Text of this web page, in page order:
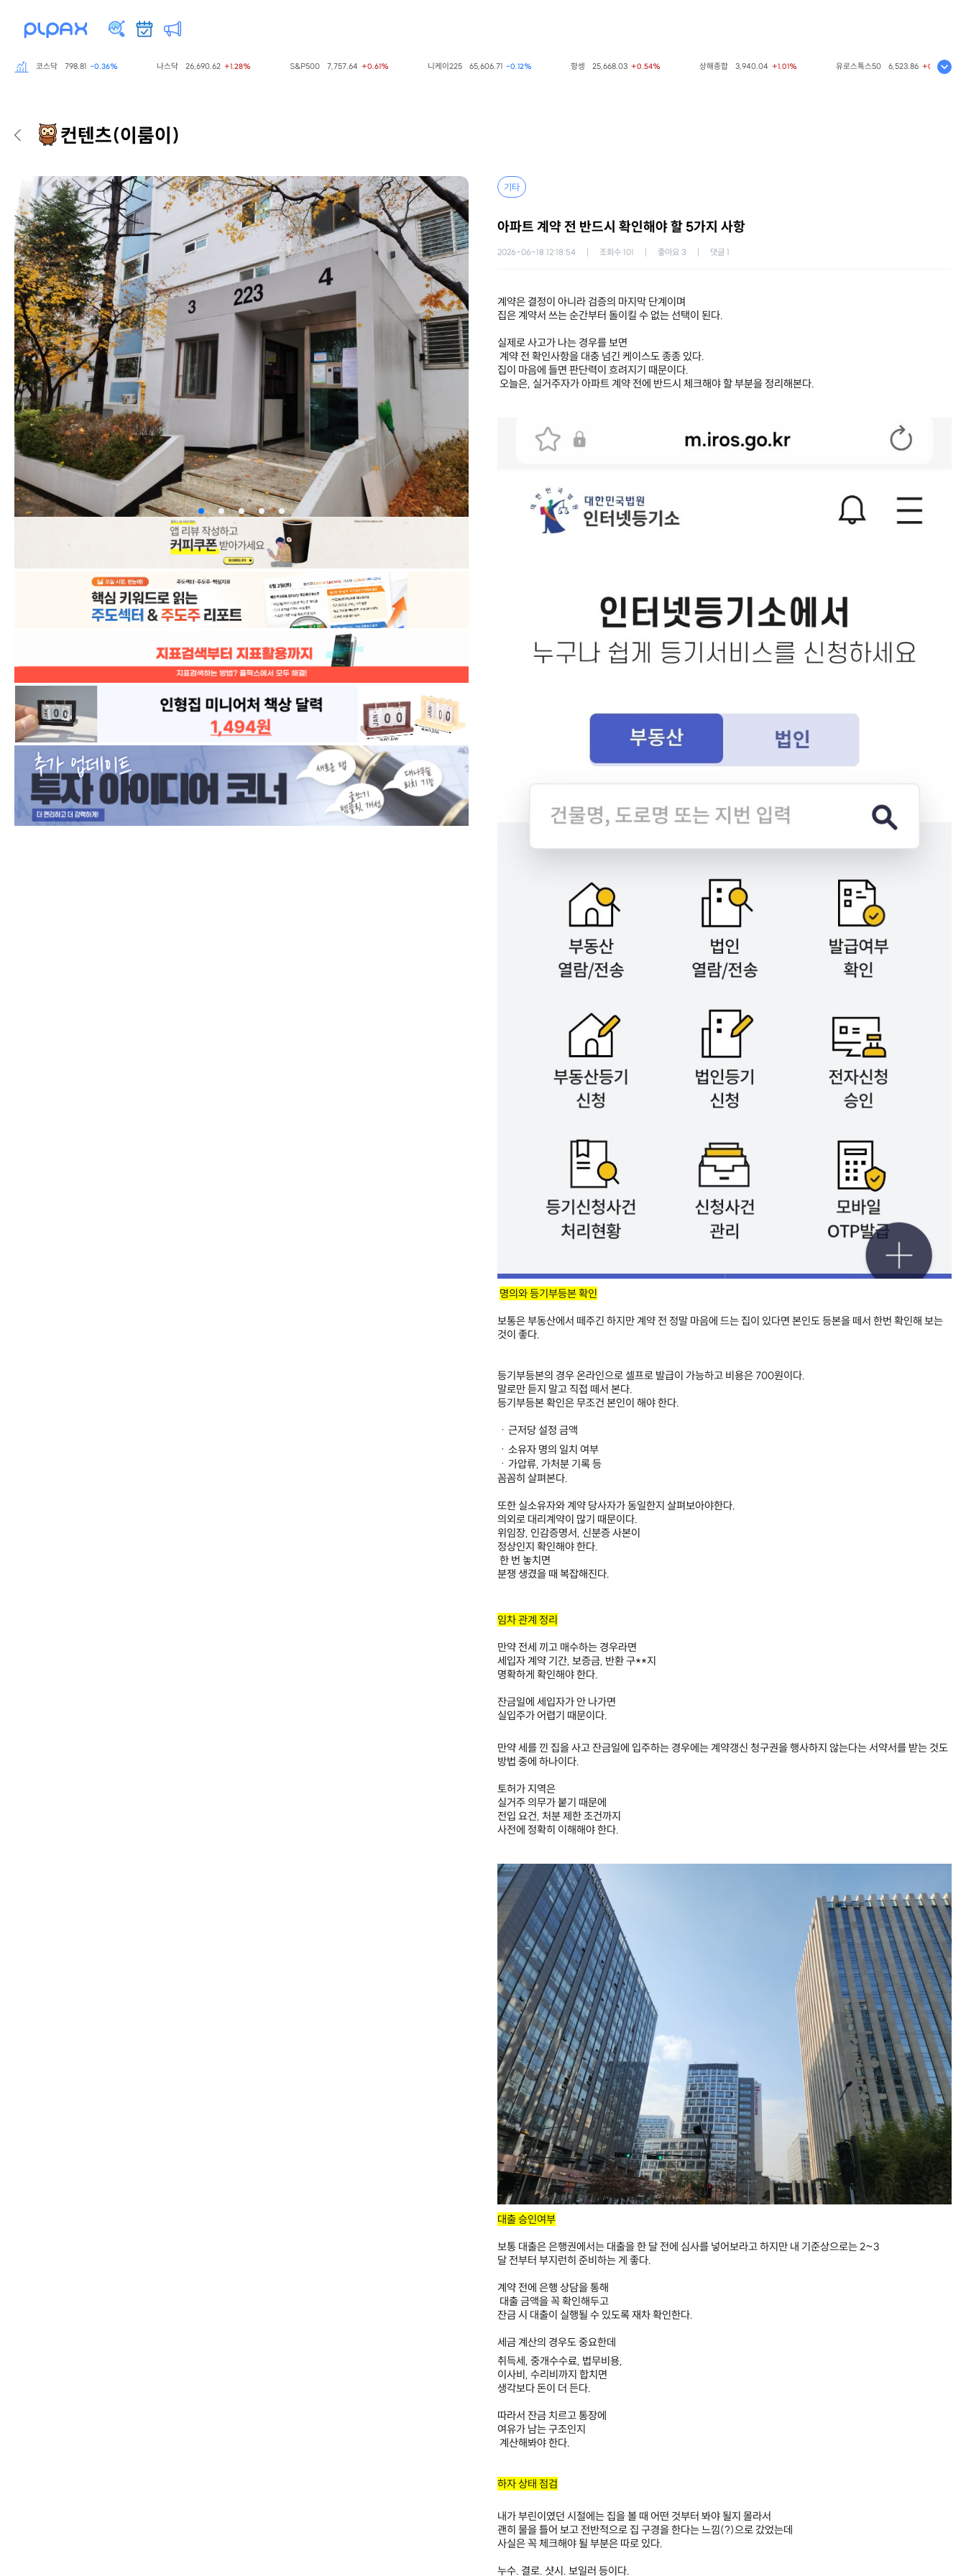
코스닥 798.81 -0.36% 26,690.62 +1.28% S&P500 7,757.64 +0.61% 니케이225 65,606.71 -0.12% 25,668.03 +0.54% 상해종합 3,940.04 +1.01% 유로스톡스50 6,523.86 +0.33%
컨텐츠(이룸이)
기타
아파트 계약 전 반드시 확인해야 할 5가지 사항
2026-06-18 12:18:54 조회수 101 좋아요 3 댓글 1
계약은 결정이 아니라 검증의 마지막 단계이며
집은 계약서 쓰는 순간부터 돌이킬 수 없는 선택이 된다.
실제로 사고가 나는 경우를 보면
계약 전 확인사항을 대충 넘긴 케이스도 종종 있다.
집이 마음에 들면 판단력이 흐려지기 때문이다.
오늘은, 실거주자가 아파트 계약 전에 반드시 체크해야 할 부분을 정리해본다.
명의와 등기부등본 확인
보통은 부동산에서 떼주긴 하지만 계약 전 정말 마음에 드는 집이 있다면 본인도 등본을 떼서 한번 확인해 보는
것이 좋다.
등기부등본의 경우 온라인으로 셀프로 발급이 가능하고 비용은 700원이다.
말로만 듣지 말고 직접 떼서 본다.
등기부등본 확인은 무조건 본인이 해야 한다.
ㆍ근저당 설정 금액
ㆍ소유자 명의 일치 여부
ㆍ가압류, 가처분 기록 등
꼼꼼히 살펴본다.
또한 실소유자와 계약 당사자가 동일한지 살펴보아야한다.
의외로 대리계약이 많기 때문이다.
위임장, 인감증명서, 신분증 사본이
정상인지 확인해야 한다.
한 번 놓치면
분쟁 생겼을 때 복잡해진다.
임차 관계 정리​
만약 전세 끼고 매수하는 경우라면
세입자 계약 기간, 보증금, 반환 구**지
명확하게 확인해야 한다.
잔금일에 세입자가 안 나가면
실입주가 어렵기 때문이다.
만약 세를 낀 집을 사고 잔금일에 입주하는 경우에는 계약갱신 청구권을 행사하지 않는다는 서약서를 받는 것도
방법 중에 하나이다.
토허가 지역은
실거주 의무가 붙기 때문에
전입 요건, 처분 제한 조건까지
사전에 정확히 이해해야 한다.
대출 승인여부
보통 대출은 은행권에서는 대출을 한 달 전에 심사를 넣어보라고 하지만 내 기준상으로는 2~3
달 전부터 부지런히 준비하는 게 좋다.
계약 전에 은행 상담을 통해
대출 금액을 꼭 확인해두고
잔금 시 대출이 실행될 수 있도록 재차 확인한다.
세금 계산의 경우도 중요한데
취득세, 중개수수료, 법무비용,
이사비, 수리비까지 합치면
생각보다 돈이 더 든다.
따라서 잔금 치르고 통장에
여유가 남는 구조인지
계산해봐야 한다.
하자 상태 점검
내가 부린이였던 시절에는 집을 볼 때 어떤 것부터 봐야 될지 몰라서
괜히 물을 틀어 보고 전반적으로 집 구경을 한다는 느낌(?)으로 갔었는데
사실은 꼭 체크해야 될 부분은 따로 있다.
누수. 결로. 샷시. 보일러 등이다.